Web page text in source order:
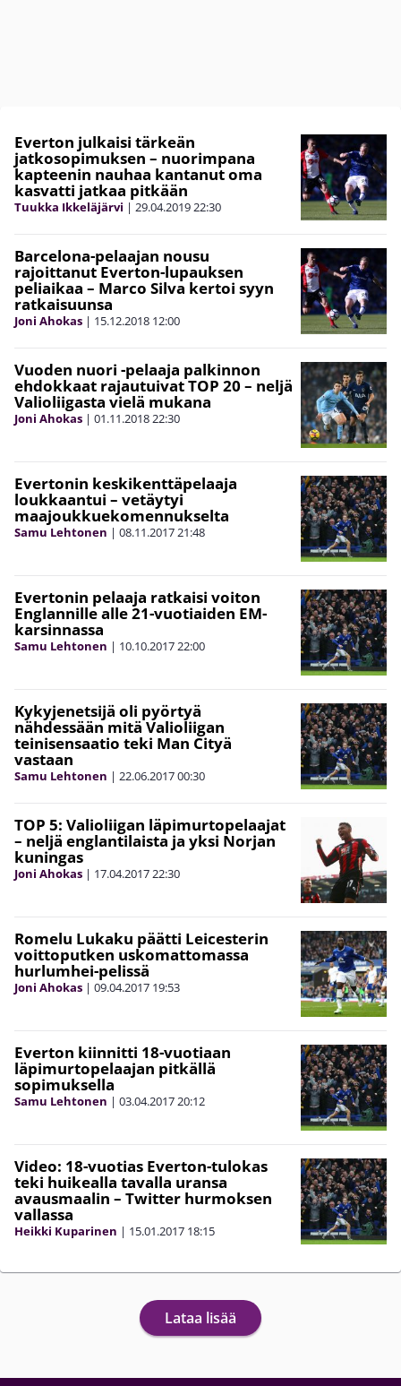
Everton julkaisi tärkeän
jatkosopimuksen – nuorimpana
kapteenin nauhaa kantanut oma
kasvatti jatkaa pitkään
Tuukka Ikkeläjärvi | 29.04.201922:30
Barcelona-pelaajan nousu
rajoittanut Everton-lupauksen
peliaikaa – Marco Silva kertoi syyn
ratkaisuunsa
Joni Ahokas | 15.12.2018 12:00
Vuoden nuori -pelaaja palkinnon
ehdokkaat rajautuivat TOP 20 – neljä
Valioliigasta vielä mukana
Joni Ahokas | 01.11.201822:30
Evertonin keskikenttäpelaaja
loukkaantui – vetäytyi
maajoukkuekomennukselta
Samu Lehtonen | 08.11.201721:48
Evertonin pelaaja ratkaisi voiton
Englannille alle 21-vuotiaiden EM-
karsinnassa
Samu Lehtonen | 10.10.201722:00
Kykyjenetsijä oli pyörtyä
nähdessään mitä Valioliigan
teinisensaatio teki Man Cityä
vastaan
Samu Lehtonen | 22.06.201700:30
TOP 5: Valioliigan läpimurtopelaajat
– neljä englantilaista ja yksi Norjan
kuningas
Joni Ahokas | 17.04.201722:30
Romelu Lukaku päätti Leicesterin
voittoputken uskomattomassa
hurlumhei-pelissä
Joni Ahokas | 09.04.2017 19:53
Everton kiinnitti 18-vuotiaan
läpimurtopelaajan pitkällä
sopimuksella
Samu Lehtonen | 03.04.201720:12
Video: 18-vuotias Everton-tulokas
teki huikealla tavalla uransa
avausmaalin – Twitter hurmoksen
vallassa
Heikki Kuparinen | 15.01.2017 18:15
Lataa lisää